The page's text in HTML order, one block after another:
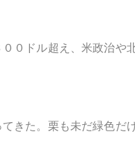
０ドル超え、米政治
きた。栗も未だ緑色だ